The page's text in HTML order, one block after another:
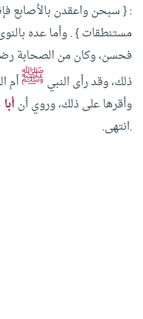
: { سبحن واعقدن بالأصابع
مستنطقات } . وأما عده
فحسن، وكان من الصحابة
ذلك، وقد رأى النبيﷺأم
وأقرها على ذلك، وروي أن
.انتهى.